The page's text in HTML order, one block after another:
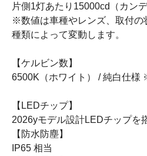
片側1灯あたり15000cd（カンデ
※数値は車種やレンズ、取付の
種類によって変動します。
【ケルビン数】
6500K（ホワイト） / 純白仕様
【LEDチップ】
2026yモデル設計LEDチップを
【防水防塵】
IP65 相当